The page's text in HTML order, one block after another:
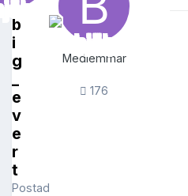
b
i
g
_
e
v
e
r
t
Postad
Medlemmar
176